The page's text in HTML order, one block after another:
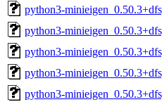
python3-
python3-
python3-
python3-
python3-